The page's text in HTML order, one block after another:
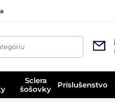
Sclera
šošovky
Príslušenstvo